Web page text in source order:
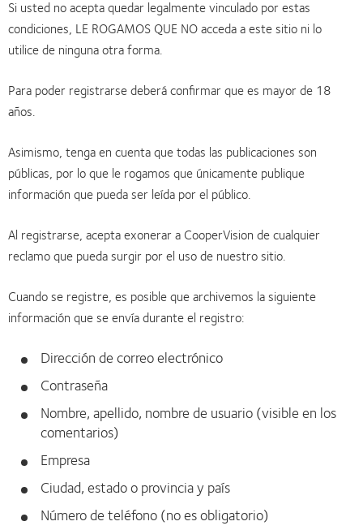
Si usted no acepta quedar legalmente vinculado por estas
condiciones, LE ROGAMOS QUE NO acceda a este sitio ni lo
utilice de ninguna otra forma.
Para poder registrarse deberá confirmar que es mayor de 18
años.
Asimismo, tenga en cuenta que todas las publicaciones son
públicas, por lo que le rogamos que únicamente publique
información que pueda ser leída por el público.
Al registrarse, acepta exonerar a CooperVision de cualquier
reclamo que pueda surgir por el uso de nuestro sitio.
Cuando se registre, es posible que archivemos la siguiente
información que se envía durante el registro:
Dirección de correo electrónico
Contraseña
Nombre, apellido, nombre de usuario (visible en los
comentarios)
Empresa
Ciudad, estado o provincia y país
Número de teléfono (no es obligatorio)